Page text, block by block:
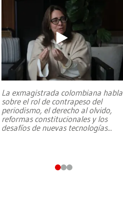
La exmagistrada colombiana habla
sobre el rol de contrapeso del
periodismo, el derecho al olvido,
reformas constitucionales y los
desafíos de nuevas tecnologías...